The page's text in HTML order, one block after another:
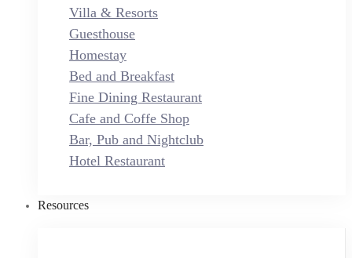
Villa & Resorts
Guesthouse
Homestay
Bed and Breakfast
Fine Dining Restaurant
Cafe and Coffe Shop
Bar, Pub and Nightclub
Hotel Restaurant
Resources